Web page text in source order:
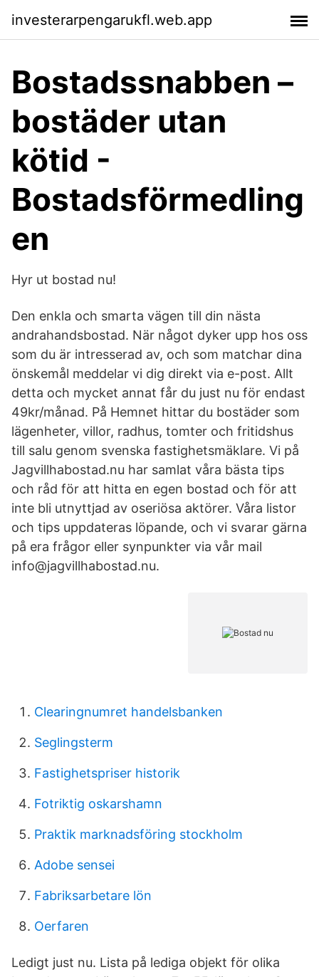
investerarpengarukfl.web.app
Bostadssnabben –
bostäder utan
kötid -
Bostadsförmedling
en
Hyr ut bostad nu!
Den enkla och smarta vägen till din nästa
andrahandsbostad. När något dyker upp hos oss
som du är intresserad av, och som matchar dina
önskemål meddelar vi dig direkt via e-post. Allt
detta och mycket annat får du just nu för endast
49kr/månad. På Hemnet hittar du bostäder som
lägenheter, villor, radhus, tomter och fritidshus
till salu genom svenska fastighetsmäklare. Vi på
Jagvillhabostad.nu har samlat våra bästa tips
och råd för att hitta en egen bostad och för att
inte bli utnyttjad av oseriösa aktörer. Våra listor
och tips uppdateras löpande, och vi svarar gärna
på era frågor eller synpunkter via vår mail
info@jagvillhabostad.nu.
Clearingnumret handelsbanken
Seglingsterm
Fastighetspriser historik
Fotriktig oskarshamn
Praktik marknadsföring stockholm
Adobe sensei
Fabriksarbetare lön
Oerfaren
Ledigt just nu. Lista på lediga objekt för olika